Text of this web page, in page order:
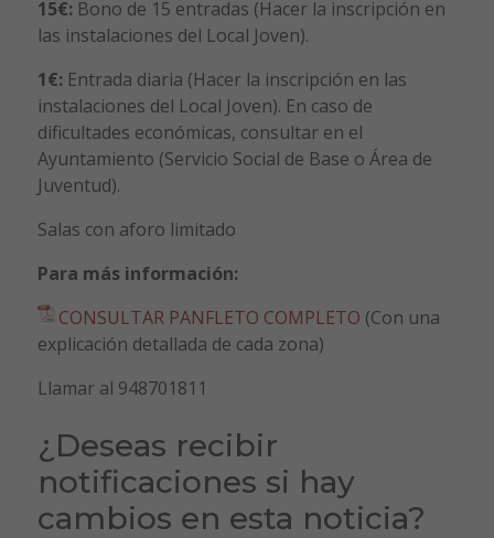
15€: Bono de 15 entradas (Hacer la inscripción en
las instalaciones del Local Joven).
1€: Entrada diaria (Hacer la inscripción en las
instalaciones del Local Joven). En caso de
dificultades económicas, consultar en el
Ayuntamiento (Servicio Social de Base o Área de
Juventud).
Salas con aforo limitado
Para más información:
CONSULTAR PANFLETO COMPLETO (Con una
explicación detallada de cada zona)
Llamar al 948701811
¿Deseas recibir
notificaciones si hay
cambios en esta noticia?